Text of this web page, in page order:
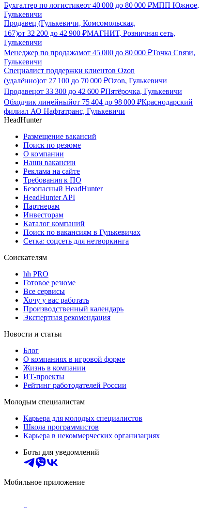
Бухгалтер по логистикеот 40 000 до 80 000 ₽МПП Южное,
Гулькевичи
Продавец (Гулькевичи, Комсомольская,
167)от 32 200 до 42 900 ₽МАГНИТ, Розничная сеть,
Гулькевичи
Менеджер по продажамот 45 000 до 80 000 ₽Точка Связи,
Гулькевичи
Специалист поддержки клиентов Ozon
(удалённо)от 27 100 до 70 000 ₽Ozon, Гулькевичи
Продавецот 33 300 до 42 600 ₽Пятёрочка, Гулькевичи
Обходчик линейныйот 75 404 до 98 000 ₽Краснодарский
филиал АО Нафтатранс, Гулькевичи
HeadHunter
Размещение вакансий
Поиск по резюме
О компании
Наши вакансии
Реклама на сайте
Требования к ПО
Безопасный HeadHunter
HeadHunter API
Партнерам
Инвесторам
Каталог компаний
Поиск по вакансиям в Гулькевичах
Сетка: соцсеть для нетворкинга
Соискателям
hh PRO
Готовое резюме
Все сервисы
Хочу у вас работать
Производственный календарь
Экспертная рекомендация
Новости и статьи
Блог
О компаниях в игровой форме
Жизнь в компании
ИТ-проекты
Рейтинг работодателей России
Молодым специалистам
Карьера для молодых специалистов
Школа программистов
Карьера в некоммерческих организациях
Боты для уведомлений
Мобильное приложение